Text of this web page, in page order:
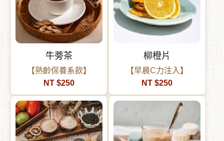
牛蒡茶
【熟齡保養系飲】
NT $250
柳橙片
【早晨C力注入】
NT $250